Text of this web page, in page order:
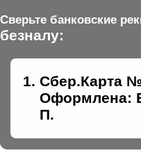
Сверьте банковские
безналу:
Сбер.Карта №
Оформлена:
П.